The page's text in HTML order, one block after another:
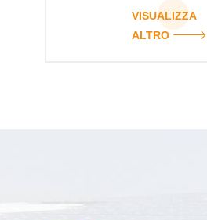
VISUALIZZA
ALTRO